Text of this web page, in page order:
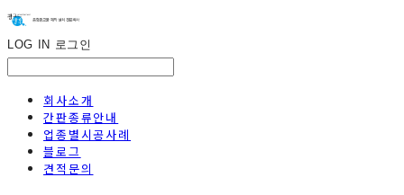
LOG IN 로그인
회사소개
간판종류안내
업종별시공사례
블로그
견적문의